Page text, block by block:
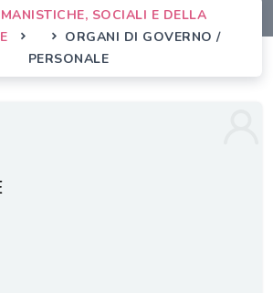
SOCIALI E DELLA
ORGANI DI GOVERNO /
PERSONALE